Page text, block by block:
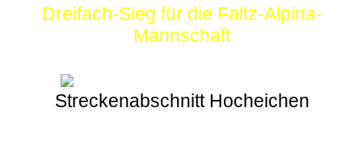
Dreifach-Sieg für die Faltz-Alpina-
Mannschaft
Streckenabschnitt Hocheichen